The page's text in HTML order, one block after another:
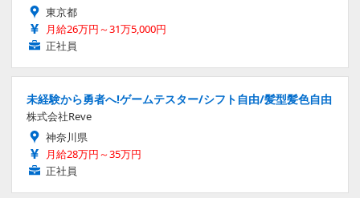
東京都
月給26万円～31万5,000円
正社員
未経験から勇者へ!ゲームテスター/シフト自由/髪型髪色自由
株式会社Reve
神奈川県
月給28万円～35万円
正社員